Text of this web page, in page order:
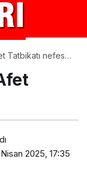
Tatbikatı nefes
2025, 17:35